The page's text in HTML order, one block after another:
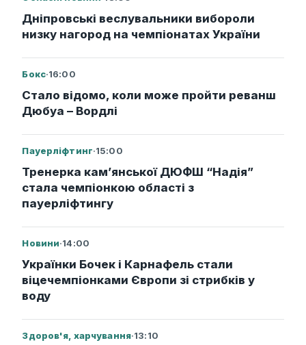
Дніпровські веслувальники вибороли
низку нагород на чемпіонатах України
Бокс·16:00
Стало відомо, коли може пройти реванш
Дюбуа – Вордлі
Пауерліфтинг·15:00
Тренерка кам’янської ДЮФШ “Надія”
стала чемпіонкою області з
пауерліфтингу
Новини·14:00
Українки Бочек і Карнафель стали
віцечемпіонками Європи зі стрибків у
воду
Здоров'я, харчування·13:10